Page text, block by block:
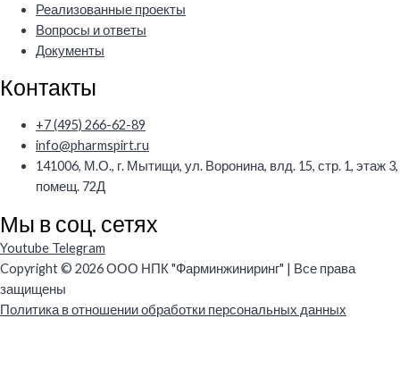
Реализованные проекты
Вопросы и ответы
Документы
Контакты
+7 (495) 266-62-89
info@pharmspirt.ru
141006, М.О., г. Мытищи, ул. Воронина, влд. 15, стр. 1, этаж 3,
помещ. 72Д
Мы в соц. сетях
Youtube Telegram
Copyright © 2026 ООО НПК "Фарминжиниринг" | Все права
защищены
Политика в отношении обработки персональных данных